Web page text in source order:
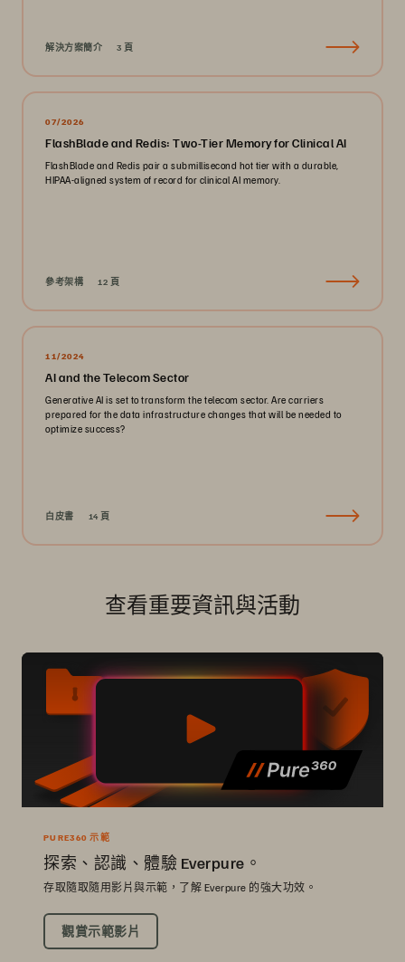
解決方案簡介 3 頁
07/2026
FlashBlade and Redis: Two-Tier Memory for Clinical AI
FlashBlade and Redis pair a submillisecond hot tier with a durable,
HIPAA-aligned system of record for clinical AI memory.
參考架構 12 頁
11/2024
AI and the Telecom Sector
Generative AI is set to transform the telecom sector. Are carriers
prepared for the data infrastructure changes that will be needed to
optimize success?
白皮書 14 頁
查看重要資訊與活動
PURE360 示範
探索、認識、體驗 Everpure。
存取隨取隨用影片與示範，了解 Everpure 的強大功效。
觀賞示範影片